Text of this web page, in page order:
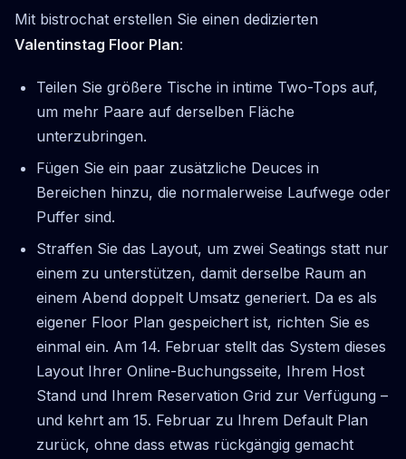
Mit bistrochat erstellen Sie einen dedizierten
Valentinstag Floor Plan:
Teilen Sie größere Tische in intime Two-Tops auf,
um mehr Paare auf derselben Fläche
unterzubringen.
Fügen Sie ein paar zusätzliche Deuces in
Bereichen hinzu, die normalerweise Laufwege oder
Puffer sind.
Straffen Sie das Layout, um zwei Seatings statt nur
einem zu unterstützen, damit derselbe Raum an
einem Abend doppelt Umsatz generiert. Da es als
eigener Floor Plan gespeichert ist, richten Sie es
einmal ein. Am 14. Februar stellt das System dieses
Layout Ihrer Online-Buchungsseite, Ihrem Host
Stand und Ihrem Reservation Grid zur Verfügung –
und kehrt am 15. Februar zu Ihrem Default Plan
zurück, ohne dass etwas rückgängig gemacht